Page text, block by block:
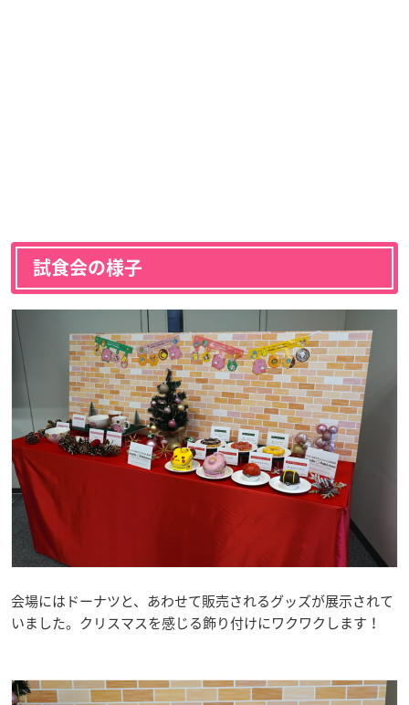
試食会の様子
会場にはドーナツと、あわせて販売されるグッズが展示されて
いました。クリスマスを感じる飾り付けにワクワクします！